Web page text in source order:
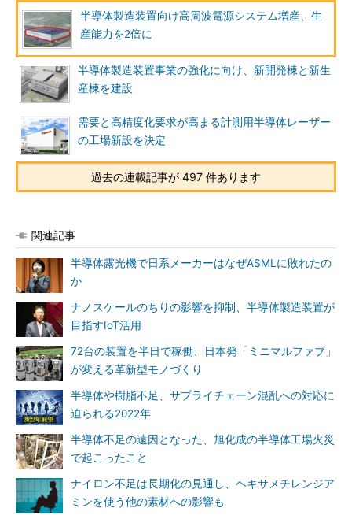
半導体製造装置向け高周波電源システム増産、生
産能力を2倍に
半導体製造装置事業の強化に向け、新開発棟と新生
産棟を建設
需要と高精度化要求が高まる計測用半導体レーザー
の工場新設を決定
過去の連載記事が 497 件あります
関連記事
半導体露光機で日系メーカーはなぜASMLに敗れたの
か
ナノスケールのちりの影響を抑制、半導体製造装置が
目指すIoT活用
72台の装置を半日で稼働、日本発「ミニマルファブ」
が変える革新型モノづくり
半導体や樹脂不足、サプライチェーン混乱への対応に
迫られる2022年
半導体不足の遠因となった、旭化成の半導体工場火災
で起こったこと
ナイロン不足は長期化の見通し、ヘキサメチレンジア
ミンを使う他の素材への影響も